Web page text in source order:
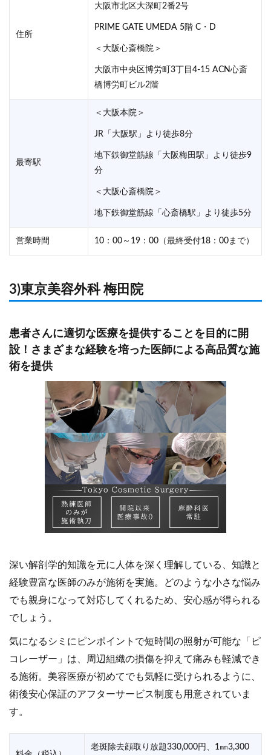
住所
大阪市北区大深町2番2号
PRIME GATE UMEDA 5階 C・D
＜大阪心斎橋院＞
大阪市中央区博労町3丁目4-15 ACN心斎
橋博労町ビル2階
最寄駅
＜大阪本院＞
JR「大阪駅」より徒歩8分
地下鉄御堂筋線「大阪梅田駅」より徒歩9
分
＜大阪心斎橋院＞
地下鉄御堂筋線「心斎橋駅」より徒歩5分
営業時間 10：00～19：00（最終受付18：00まで）
3)東京美容外科 梅田院
患者さんに適切な医療を提供することを目的に開
設！さまざまな経験を培った医師による高品質な施
術を提供
深い解剖学的知識を元に人体を深く理解している、知識と
経験豊富な医師のみが施術を実施。どのような小さな悩み
でも親身になって対応してくれるため、安心感が得られる
でしょう。
気になるシミにピンポイントで短時間の照射が可能な「ピ
コレーザー」は、周辺組織の損傷を抑えて痛みも軽減でき
る施術。美容医療が初めてでも気軽に受けられるように、
術後安心保証のアフターサービス制度も用意されていま
す。
老斑除去顔取り放題330,000円、1㎜3,300